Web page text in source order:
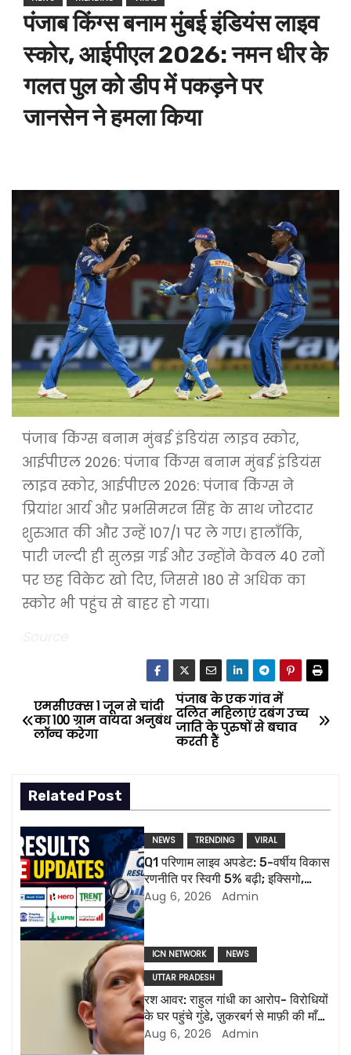
पंजाब किंग्स बनाम मुंबई इंडियंस लाइव
स्कोर, आईपीएल 2026: नमन धीर के
गलत पुल को डीप में पकड़ने पर
जानसेन ने हमला किया
पंजाब किंग्स बनाम मुंबई इंडियंस लाइव स्कोर,
आईपीएल 2026: पंजाब किंग्स बनाम मुंबई इंडियंस
लाइव स्कोर, आईपीएल 2026: पंजाब किंग्स ने
प्रियांश आर्य और प्रभसिमरन सिंह के साथ जोरदार
शुरुआत की और उन्हें 107/1 पर ले गए। हालाँकि,
पारी जल्दी ही सुलझ गई और उन्होंने केवल 40 रनों
पर छह विकेट खो दिए, जिससे 180 से अधिक का
स्कोर भी पहुंच से बाहर हो गया।
P
o
t
n
a
v
i
पंजाब के एक गांव में
दलित महिलाएं दबंग उच्च
जाति के पुरुषों से बचाव
करती हैं
एमसीएक्स 1 जून से चांदी
का 100 ग्राम वायदा अनुबंध
लॉन्च करेगा
Related Post
NEWS TRENDING VIRAL
Q1 परिणाम लाइव अपडेट: 5-वर्षीय विकास
रणनीति पर स्विगी 5% बढ़ी; इक्सिगो,
ल्यूपिन की रिपोर्ट आज
Aug 6, 2026 Admin
ICN NETWORK
NEWS
UTTAR PRADESH
रश आवर: राहुल गांधी का आरोप- विरोधियों
के घर पहुंचे गुंडे, ज़ुकरबर्ग से माफ़ी की माँग
और भी कई मुद्दे
Aug 6, 2026 Admin